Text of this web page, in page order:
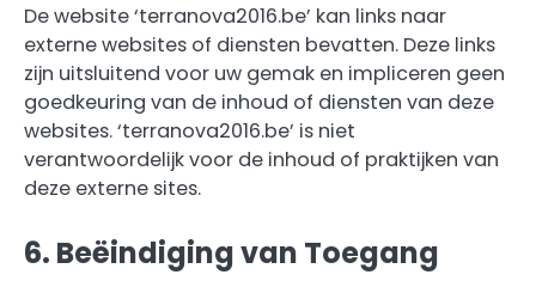
De website ‘terranova2016.be’ kan links naar
externe websites of diensten bevatten. Deze links
zijn uitsluitend voor uw gemak en impliceren geen
goedkeuring van de inhoud of diensten van deze
websites. ‘terranova2016.be’ is niet
verantwoordelijk voor de inhoud of praktijken van
deze externe sites.
6. Beëindiging van Toegang